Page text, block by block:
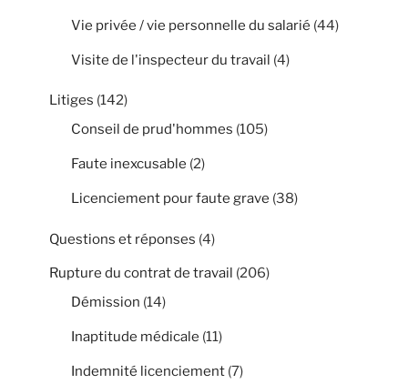
Vie privée / vie personnelle du salarié (44)
Visite de l'inspecteur du travail (4)
Litiges (142)
Conseil de prud'hommes (105)
Faute inexcusable (2)
Licenciement pour faute grave (38)
Questions et réponses (4)
Rupture du contrat de travail (206)
Démission (14)
Inaptitude médicale (11)
Indemnité licenciement (7)